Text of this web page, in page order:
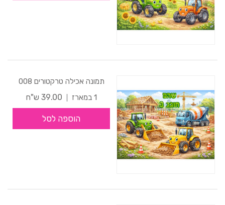
תמונה אכילה טרקטורים 008
1 במארז
39.00 ש"ח
הוספה לסל